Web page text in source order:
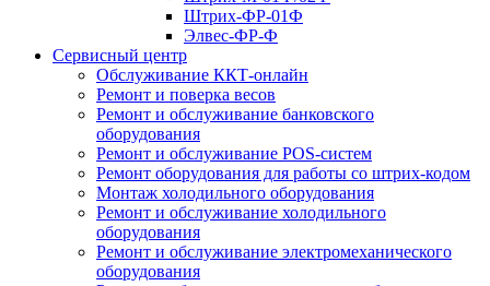
Штрих-ФР-01Ф
Элвес-ФР-Ф
Сервисный центр
Обслуживание ККТ-онлайн
Ремонт и поверка весов
Ремонт и обслуживание банковского
оборудования
Ремонт и обслуживание POS-систем
Ремонт оборудования для работы со штрих-кодом
Монтаж холодильного оборудования
Ремонт и обслуживание холодильного
оборудования
Ремонт и обслуживание электромеханического
оборудования